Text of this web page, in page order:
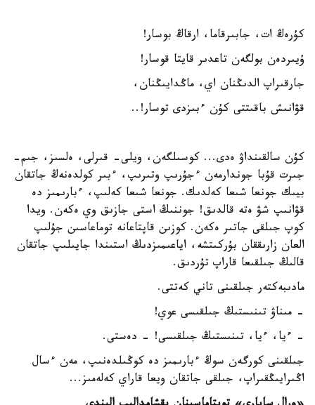
كۇرەڭ ات، جابىرقاما، ارقاڭ بوسار!
ۇيىردەن بولگەن تاعدىر قايتا قوسار!
جارقىراپ الدىڭنان اي، ماڭدايىڭنان،
قۋانىش باقىتتى كۇن ءبىزدى توسار!..
كۇن سالقىنداۋ ەدى... كوسىلگەن، ويلى- قىرلى، ەلسىز، جىم-
جىرت قۇبا جوندارمەن ءجۇرىپ وتىرىپ، ءبىر كولدەنەڭ جاتقان
بيىك جونعا شىعا كەلدىك. جونعا شىعا كەلىپ، ءبارىمىز دە
قۋانىپ شۋ ەتە قالدىق! جوننىڭ استى جازىق وي ەكەن. ويدا
كوپ جىلقى جاتىر ەكەن. كوزىن قاپتاعانە توماعاسىن جۇلىپ
العان زارىققان بۇركىتشە، اياعىمىزدىڭ استىندا جايىلىپ جاتقان
قالىڭ جىلقىعا قاراپ تۇردىق.
مادىبەكتەر جىلقىنى تاني كەتتى.
- مىناۋ تىنىستىڭ جىلقىسى عوي!
- ءيا، ءيا، تىنىستىڭ جىلقىسى! - دەستى.
جىلقىنى كورگەن سوڭ ءبارىمىز دە كوڭىلدەنىپ، مەن ءسال
اڭىرايىڭقىراپ، جىلقى جاتقان ويعا قاراي كەلەمىز...